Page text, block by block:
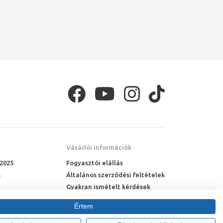
Vásárlói információk
Fogyasztói elállás
Általános szerződési feltételek
Gyakran ismételt kérdések
Online rendelés menete
Fizetési feltételek
Értem